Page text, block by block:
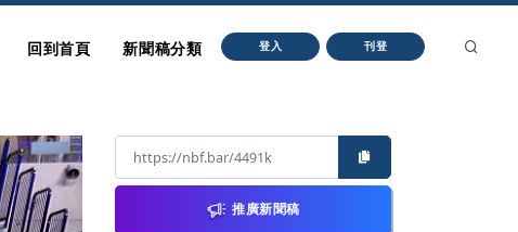
回到首頁 新聞稿分類 登入 刊登
推廣新聞稿